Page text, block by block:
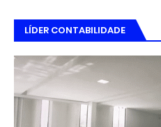
LÍDER CONTABILIDADE